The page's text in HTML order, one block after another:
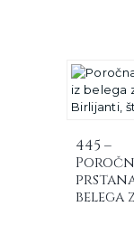
445 –
belega